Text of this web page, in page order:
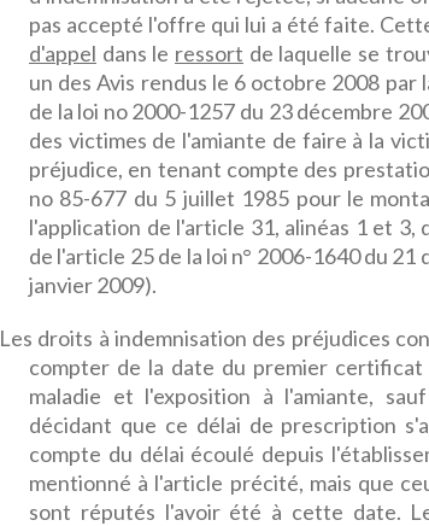
pas accepté l'offre qui lui a été faite.
d'appel dans le ressort de laquelle se
un des Avis rendus le 6 octobre 2008 par
de la loi no 2000-1257 du 23 décembre
des victimes de l'amiante de faire à la
préjudice, en tenant compte des
no 85-677 du 5 juillet 1985 pour le
l'application de l'article 31, alinéas 1 et 3,
de l'article 25 de la loi n° 2006-1640 du 21
janvier 2009).
Les droits à indemnisation des préjudices
compter de la date du premier
maladie et l'exposition à l'amiante,
décidant que ce délai de prescription
compte du délai écoulé depuis
mentionné à l'article précité, mais que
sont réputés l'avoir été à cette date.